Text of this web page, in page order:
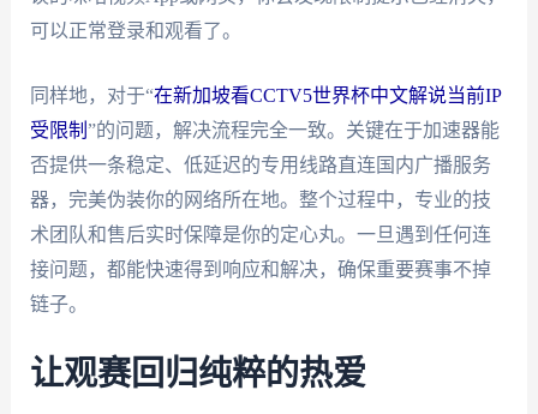
可以正常登录和观看了。
同样地，对于“在新加坡看CCTV5世界杯中文解说当前IP
受限制 ”的问题，解决流程完全一致。关键在于加速器能
否提供一条稳定、低延迟的专用线路直连国内广播服务
器，完美伪装你的网络所在地。整个过程中，专业的技
术团队和售后实时保障是你的定心丸。一旦遇到任何连
接问题，都能快速得到响应和解决，确保重要赛事不掉
链子。
让观赛回归纯粹的热爱